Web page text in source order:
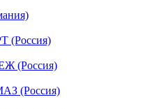
(Россия)
(Россия)
(Россия)